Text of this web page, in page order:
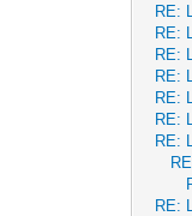
RE:
RE:
RE:
RE:
RE:
RE:
RE:
RE: